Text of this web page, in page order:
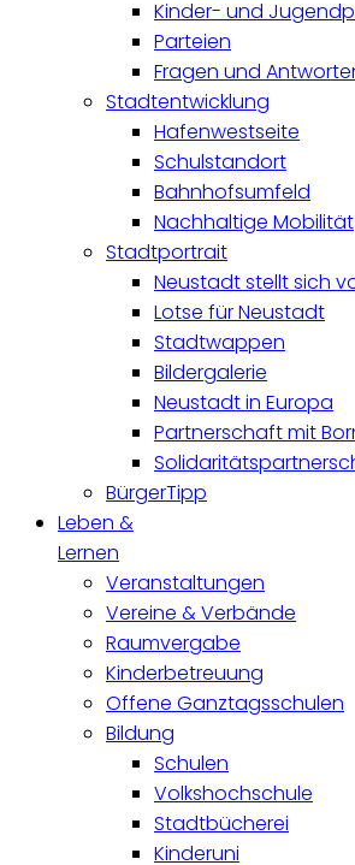
Kinder- und
Parteien
Fragen und
Stadtentwicklung
Hafenwestseite
Schulstandort
Bahnhofsumfeld
Nachhaltige Mobilität
Stadtportrait
Neustadt stellt sich
Lotse für Neustadt
Stadtwappen
Bildergalerie
Neustadt in Europa
Partnerschaft mit
BürgerTipp
Leben &
Lernen
Veranstaltungen
Vereine & Verbände
Raumvergabe
Kinderbetreuung
Offene Ganztagsschulen
Bildung
Schulen
Volkshochschule
Stadtbücherei
Kinderuni